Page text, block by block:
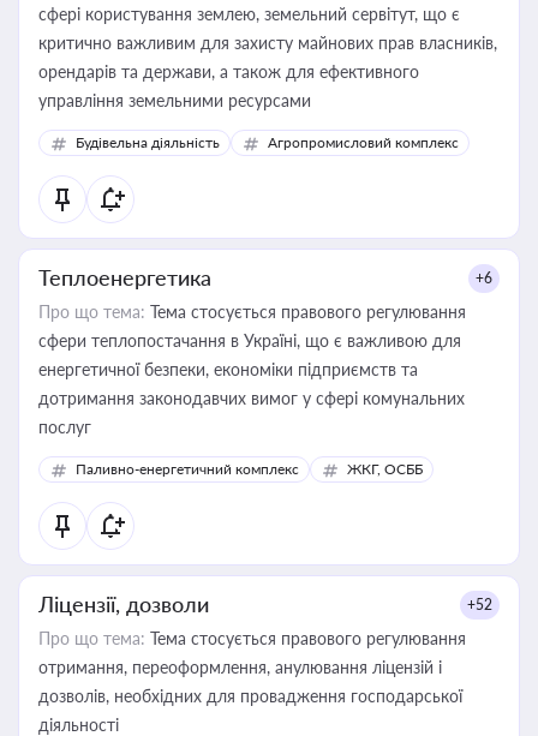
сфері користування землею, земельний сервітут, що є
критично важливим для захисту майнових прав власників,
орендарів та держави, а також для ефективного
управління земельними ресурсами
Будівельна діяльність Агропромисловий комплекс
Теплоенергетика +6
Про що тема: Тема стосується правового регулювання
сфери теплопостачання в Україні, що є важливою для
енергетичної безпеки, економіки підприємств та
дотримання законодавчих вимог у сфері комунальних
послуг
Паливно-енергетичний комплекс ЖКГ, ОСББ
Ліцензії, дозволи +52
Про що тема: Тема стосується правового регулювання
отримання, переоформлення, анулювання ліцензій і
дозволів, необхідних для провадження господарської
діяльності